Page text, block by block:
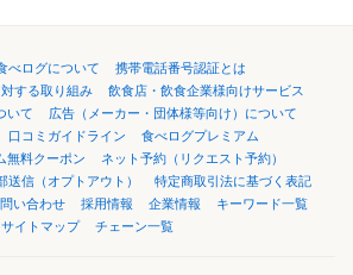
べログについて
携帯電話番号認証とは
する取り組み
飲食店・飲食企業様向けサービス
いて
広告（メーカー・団体様等向け）について
口コミガイドライン
食べログプレミアム
無料クーポン
ネット予約（リクエスト予約）
送信（オプトアウト）
特定商取引法に基づく表記
い合わせ 採用情報 企業情報
キーワード一覧
サイトマップ
チェーン一覧